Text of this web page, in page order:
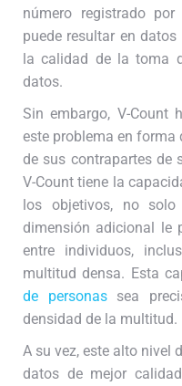
número registrado
puede resultar en
la calidad de la toma
datos.
Sin embargo, V-Count
este problema en forma
de sus contrapartes de
V-Count tiene la
los objetivos, no
dimensión adicional le
entre individuos,
multitud densa. Esta
de personassea
densidad de la multitud.
A su vez, este alto nivel
datos de mejor